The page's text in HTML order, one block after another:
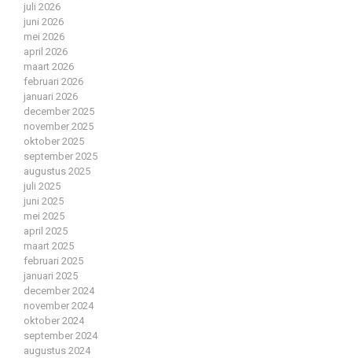
juli 2026
juni 2026
mei 2026
april 2026
maart 2026
februari 2026
januari 2026
december 2025
november 2025
oktober 2025
september 2025
augustus 2025
juli 2025
juni 2025
mei 2025
april 2025
maart 2025
februari 2025
januari 2025
december 2024
november 2024
oktober 2024
september 2024
augustus 2024